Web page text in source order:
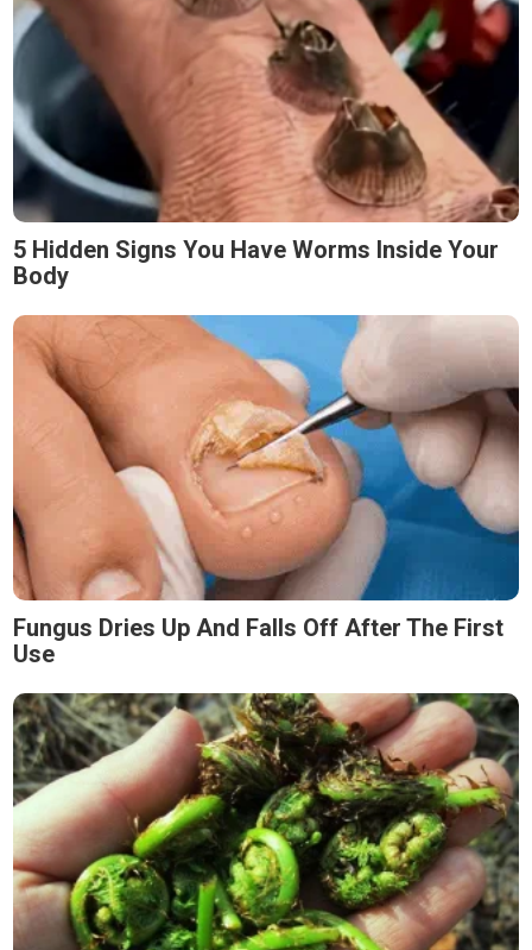
5 Hidden Signs You Have Worms Inside Your
Body
Fungus Dries Up And Falls Off After The First
Use